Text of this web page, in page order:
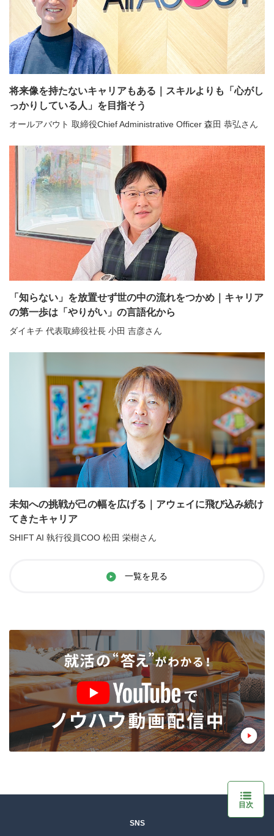
将来像を持たないキャリアもある｜スキルよりも「心がし
っかりしている人」を目指そう
オールアバウト 取締役Chief Administrative Officer 森田 恭弘さん
「知らない」を放置せず世の中の流れをつかめ｜キャリア
の第一歩は「やりがい」の言語化から
ダイキチ 代表取締役社長 小田 吉彦さん
未知への挑戦が己の幅を広げる｜アウェイに飛び込み続け
てきたキャリア
SHIFT AI 執行役員COO 松田 栄樹さん
一覧を見る
目次
SNS